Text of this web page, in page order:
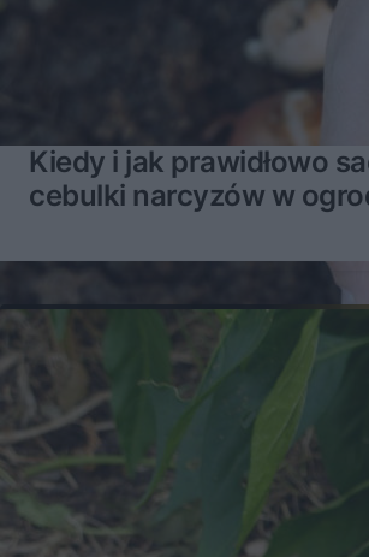
Kiedy i jak prawidłowo
cebulki narcyzów w